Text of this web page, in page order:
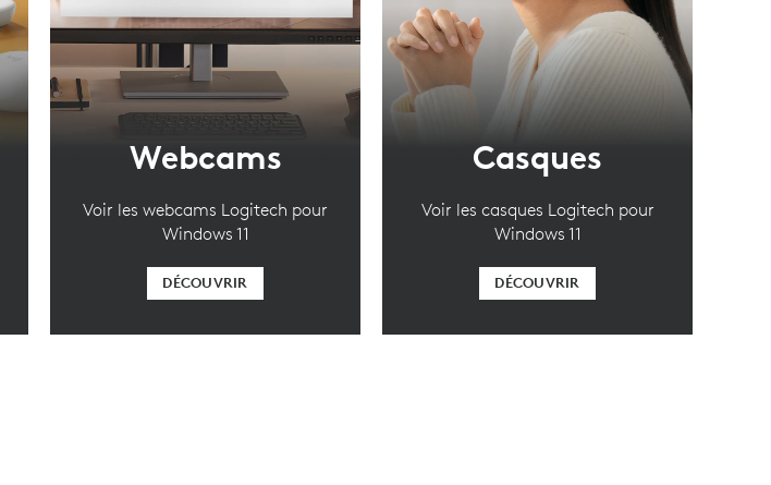
Webcams
Voir les webcams Logitech pour
Windows 11
DÉCOUVRIR
Casques
Voir les casques Logitech pour
Windows 11
DÉCOUVRIR